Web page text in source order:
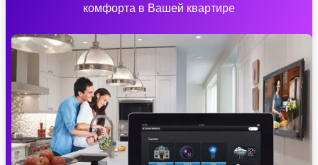
комфорта в Вашей квартире